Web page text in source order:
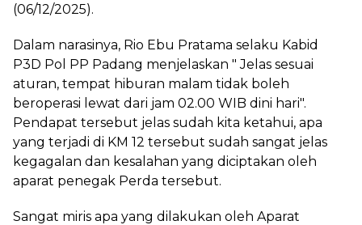
(06/12/2025).
Dalam narasinya, Rio Ebu Pratama selaku Kabid
P3D Pol PP Padang menjelaskan " Jelas sesuai
aturan, tempat hiburan malam tidak boleh
beroperasi lewat dari jam 02.00 WIB dini hari".
Pendapat tersebut jelas sudah kita ketahui, apa
yang terjadi di KM 12 tersebut sudah sangat jelas
kegagalan dan kesalahan yang diciptakan oleh
aparat penegak Perda tersebut.
Sangat miris apa yang dilakukan oleh Aparat